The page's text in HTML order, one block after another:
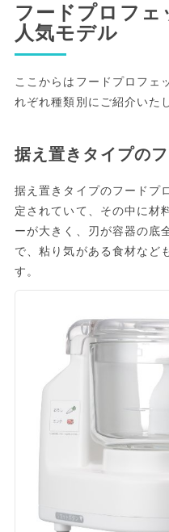
フードプロフ
人気モデル
ここからはフードプロフェ
れぞれ種類別にご紹介いた
据え置きタイプの
据え置きタイプのフードプ
定されていて、その中に材
ーが大きく、刃が容器の底
で、粘り気がある食材など
す。